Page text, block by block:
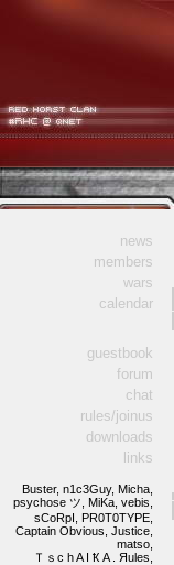
news
members
wars
calendar
guestbook
forum
chat
rules/joinus
downloads
links
Buster, n1c3Guy, Micha,
psychose ツ,
MiKa, vebis,
sCoRpI,
PR0T0TYPE,
Captain Obvious, Justice,
matso,
Ｔｓc h A I Ҟ A . Яules,